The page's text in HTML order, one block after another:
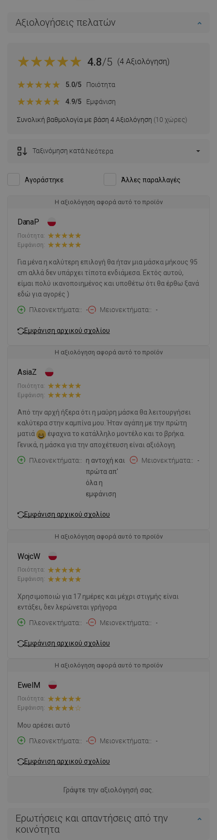
Αξιολογήσεις πελατών
4.8/5 (4 Αξιολόγηση)
Συνολική βαθμολογία με βάση 4 Αξιολόγηση (10 χώρες)
5.0/5 Ποιότητα
4.9/5 Εμφάνιση
Αγοράστηκε Άλλες παραλλαγές
Ταξινόμηση κατά:Νεότερα
Η αξιολόγηση αφορά αυτό το προϊόν
DanaP
Ποιότητα:
Εμφάνιση:
Για μένα η καλύτερη επιλογή θα ήταν μια μάσκα μήκους 95
cm αλλά δεν υπάρχει τίποτα ενδιάμεσα. Εκτός αυτού,
είμαι πολύ ικανοποιημένος και υποθέτω ότι θα έρθω ξανά
εδώ για αγορές )
Πλεονεκτήματα:
- Μειονεκτήματα: -
Εμφάνιση αρχικού σχολίου
Η αξιολόγηση αφορά αυτό το προϊόν
AsiaZ
Ποιότητα:
Εμφάνιση:
Από την αρχή ήξερα ότι η μαύρη μάσκα θα λειτουργήσει
καλύτερα στην καμπίνα μου. Ήταν αγάπη με την πρώτη
ματιά
έψαχνα το κατάλληλο μοντέλο και το βρήκα.
Γενικά, η μάσκα για την αποχέτευση είναι αξιόλογη.
Πλεονεκτήματα:
η αντοχή και
πρώτα απ'
όλα η
εμφάνιση
Μειονεκτήματα: -
Εμφάνιση αρχικού σχολίου
Η αξιολόγηση αφορά αυτό το προϊόν
WojcW
Ποιότητα:
Εμφάνιση:
Χρησιμοποιώ για 17 ημέρες και μέχρι στιγμής είναι
εντάξει, δεν λερώνεται γρήγορα
Πλεονεκτήματα:
- Μειονεκτήματα: -
Εμφάνιση αρχικού σχολίου
Η αξιολόγηση αφορά αυτό το προϊόν
EwelM
Ποιότητα:
Εμφάνιση:
Μου αρέσει αυτό
Πλεονεκτήματα:
- Μειονεκτήματα: -
Εμφάνιση αρχικού σχολίου
Γράψτε την αξιολόγησή σας.
Ερωτήσεις και απαντήσεις από την
κοινότητα